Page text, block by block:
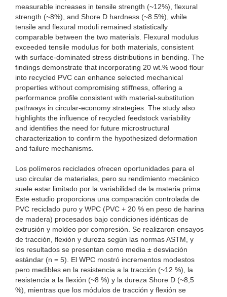
measurable increases in tensile strength (~12%), flexural
strength (~8%), and Shore D hardness (~8.5%), while
tensile and flexural moduli remained statistically
comparable between the two materials. Flexural modulus
exceeded tensile modulus for both materials, consistent
with surface-dominated stress distributions in bending. The
findings demonstrate that incorporating 20 wt.% wood flour
into recycled PVC can enhance selected mechanical
properties without compromising stiffness, offering a
performance profile consistent with material-substitution
pathways in circular-economy strategies. The study also
highlights the influence of recycled feedstock variability
and identifies the need for future microstructural
characterization to confirm the hypothesized deformation
and failure mechanisms.
Los polímeros reciclados ofrecen oportunidades para el
uso circular de materiales, pero su rendimiento mecánico
suele estar limitado por la variabilidad de la materia prima.
Este estudio proporciona una comparación controlada de
PVC reciclado puro y WPC (PVC + 20 % en peso de harina
de madera) procesados ​​bajo condiciones idénticas de
extrusión y moldeo por compresión. Se realizaron ensayos
de tracción, flexión y dureza según las normas ASTM, y
los resultados se presentan como media ± desviación
estándar (n = 5). El WPC mostró incrementos modestos
pero medibles en la resistencia a la tracción (~12 %), la
resistencia a la flexión (~8 %) y la dureza Shore D (~8,5
%), mientras que los módulos de tracción y flexión se